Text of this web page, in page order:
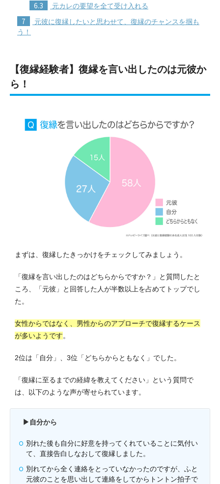
6.3 元カレの要望を全て受け入れる
7
元彼に復縁したいと思わせて、復縁のチャンスを掴も
う！
【復縁経験者】復縁を言い出したのは元彼か
ら！
まずは、復縁したきっかけをチェックしてみましょう。
「復縁を言い出したのはどちらからですか？」と質問したと
ころ、「元彼」と回答した人が半数以上を占めてトップでし
た。
女性からではなく、男性からのアプローチで復縁するケース
が多いようです。
2位は「自分」、3位「どちらからともなく」でした。
「復縁に至るまでの経緯を教えてください」という質問で
は、以下のような声が寄せられています。
▶︎自分から
別れた後も自分に好意を持ってくれていることに気付い
て、直接告白しなおして復縁しました。
別れてから全く連絡をとっていなかったのですが、ふと
元彼のことを思い出して連絡をしてからトントン拍子で